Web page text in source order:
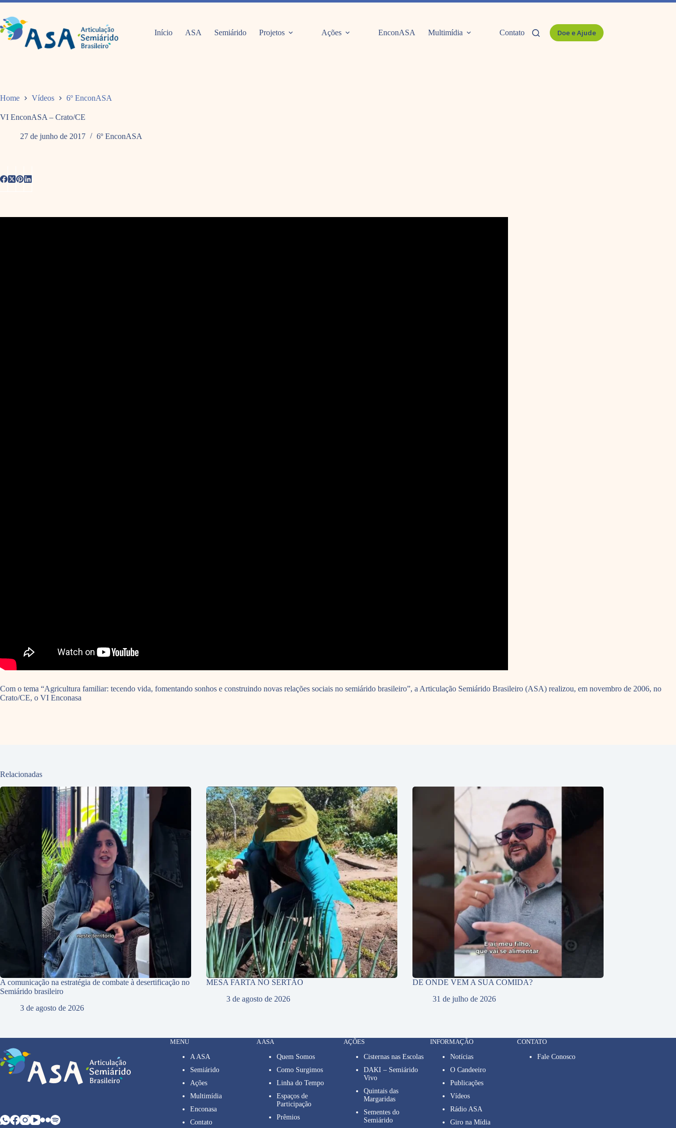
Pular
o
conteúdo
Início ASA Semiárido Projetos Ações EnconASA Multimídia Contato Doe e Ajude
Home Vídeos 6º EnconASA
VI EnconASA – Crato/CE
27 de junho de 2017 6º EnconASA
Com o tema “Agricultura familiar: tecendo vida, fomentando sonhos e construindo novas relações sociais no semiárido brasileiro”, a Articulação Semiárido Brasileiro (ASA) realizou, em novembro de 2006, no
Crato/CE, o VI Enconasa
Relacionadas
A comunicação na estratégia de combate à desertificação no
Semiárido brasileiro
3 de agosto de 2026
MESA FARTA NO SERTÃO
3 de agosto de 2026
DE ONDE VEM A SUA COMIDA?
31 de julho de 2026
MENU
A ASA
Semiárido
Ações
Multimídia
Enconasa
Contato
A ASA
Quem Somos
Como Surgimos
Linha do Tempo
Espaços de
Participação
Prêmios
AÇÕES
Cisternas nas Escolas
DAKI – Semiárido
Vivo
Quintais das
Margaridas
Sementes do
Semiárido
INFORMAÇÃO
Notícias
O Candeeiro
Publicações
Vídeos
Rádio ASA
Giro na Mídia
CONTATO
Fale Conosco